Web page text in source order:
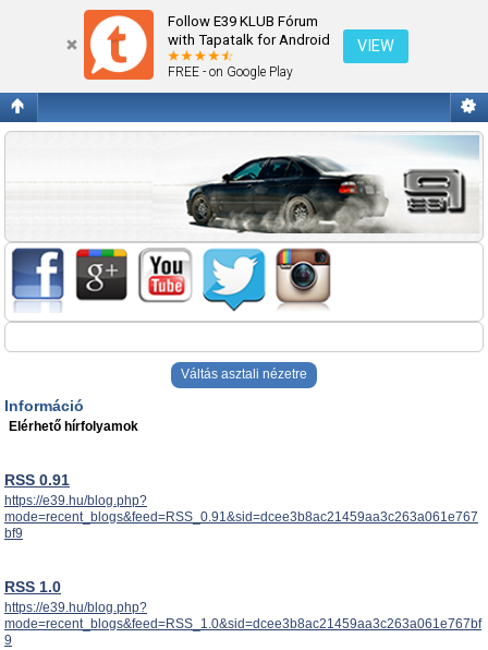
Follow E39 KLUB Fórum
with Tapatalk for Android
FREE - on Google Play
VIEW
Blogok
Váltás asztali nézetre
Információ
Elérhető hírfolyamok
RSS 0.91
https://e39.hu/blog.php?
mode=recent_blogs&feed=RSS_0.91&sid=dcee3b8ac21459aa3c263a061e767
bf9
RSS 1.0
https://e39.hu/blog.php?
mode=recent_blogs&feed=RSS_1.0&sid=dcee3b8ac21459aa3c263a061e767bf
9